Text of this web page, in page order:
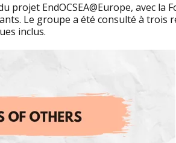
projet EndOCSEA@Europe, avec la
Le groupe a été consulté à trois
inclus.